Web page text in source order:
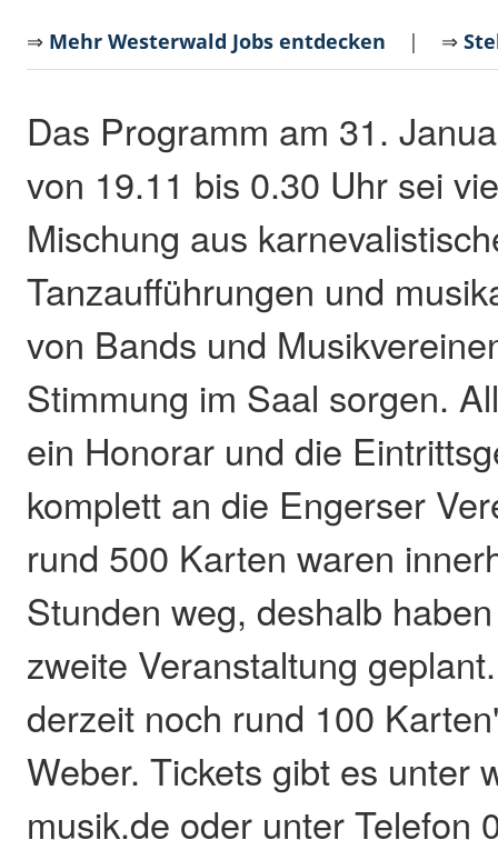
⇒ Mehr Westerwald Jobs entdecken | ⇒
Das Programm am 31.
von 19.11 bis 0.30 Uhr sei
Mischung aus
Tanzaufführungen und
von Bands und
Stimmung im Saal sorgen.
ein Honorar und die
komplett an die Engerser
rund 500 Karten waren
Stunden weg, deshalb
zweite Veranstaltung
derzeit noch rund 100
Weber. Tickets gibt es unter
musik.de oder unter Telefon